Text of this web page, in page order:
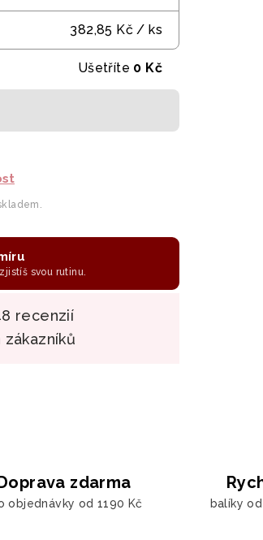
382,85 Kč / ks
Ušetříte 0 Kč
svou rutinu.
recenzií
zdarma
objednávky od 1190 Kč balíky